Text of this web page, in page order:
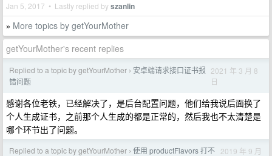
Jan 5, 2017 • Lastly replied byszanlin
» More topics by getYourMother
getYourMother's recent replies
Replied to a topic by getYourMother › 安卓端请求接口证书报
错问题
2021 年 3 月 8
日
感谢各位老铁，已经解决了，是后台配置问题，他们给我说后面换了
个人生成证书，之前那个人生成的都是正常的，然后我也不太清楚是
哪个环节出了问题。
Replied to a topic by getYourMother › 使用 productFlavors 打不 2019 年 9 月